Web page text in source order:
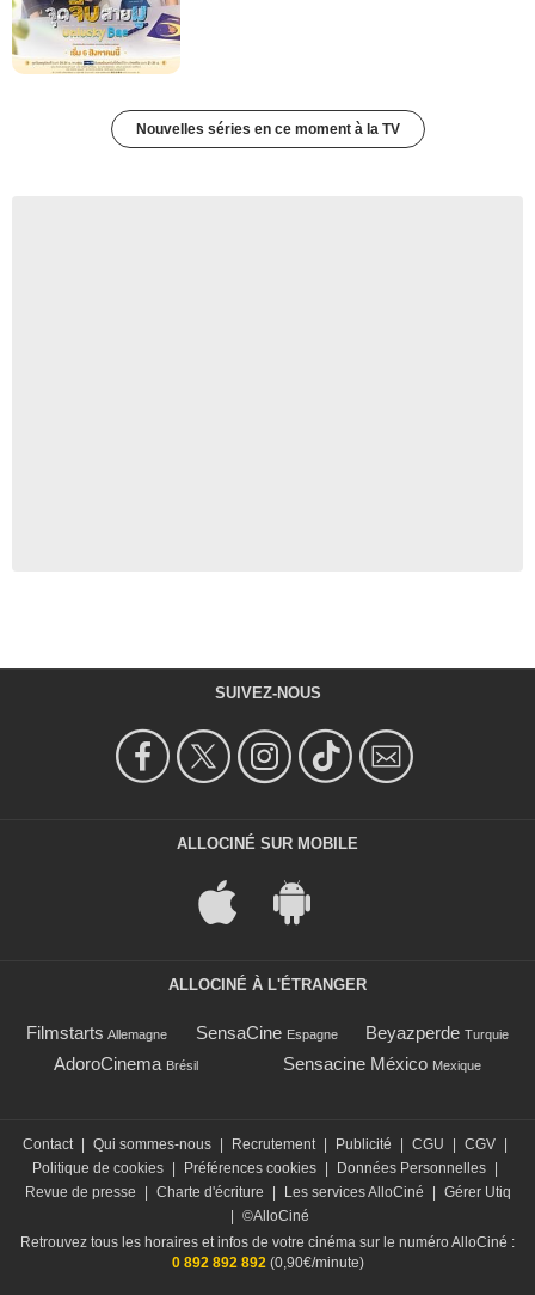
Nouvelles séries en ce moment à la TV
SUIVEZ-NOUS
ALLOCINÉ SUR MOBILE
ALLOCINÉ À L'ÉTRANGER
Filmstarts Allemagne SensaCine Espagne Beyazperde Turquie
AdoroCinema Brésil Sensacine México Mexique
Contact Qui sommes-nous Recrutement Publicité CGU CGV
Politique de cookies
Préférences cookies Données Personnelles
Revue de presse
Charte d'écriture Les services AlloCiné
Gérer Utiq
©AlloCiné
Retrouvez tous les horaires et infos de votre cinéma sur le numéro AlloCiné :
0 892 892 892(0,90€/minute)